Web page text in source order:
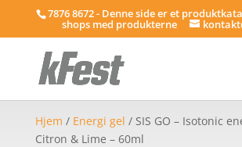
7876 8672 - Denne side er et
shops med produkterne
Hjem / Energi gel / SIS GO – Isotonic
Citron & Lime – 60ml